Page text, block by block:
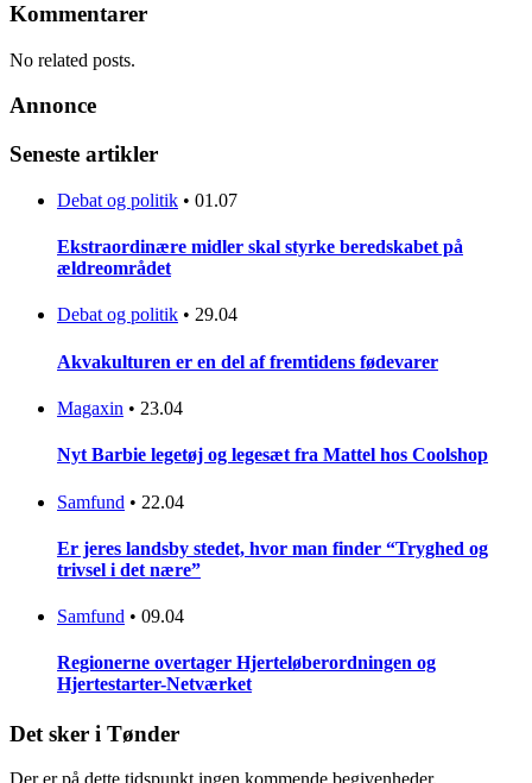
Kommentarer
No related posts.
Annonce
Seneste artikler
Debat og politik • 01.07
Ekstraordinære midler skal styrke beredskabet på
ældreområdet
Debat og politik • 29.04
Akvakulturen er en del af fremtidens fødevarer
Magaxin • 23.04
Nyt Barbie legetøj og legesæt fra Mattel hos Coolshop
Samfund • 22.04
Er jeres landsby stedet, hvor man finder “Tryghed og
trivsel i det nære”
Samfund • 09.04
Regionerne overtager Hjerteløberordningen og
Hjertestarter-Netværket
Det sker i Tønder